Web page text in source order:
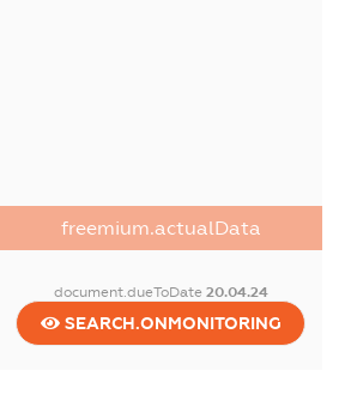
freemium.actualData
document.dueToDate 20.04.24
SEARCH.ONMONITORING